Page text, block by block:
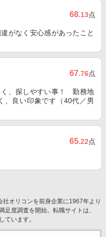
68.13点
がなく安心感があったこと
67.76点
く、探しやすい事！ 勤務地
、良い印象です（40代／男
65.22点
オリコンを前身企業に1967年より
足度調査を開始。転職サイトは、
ています。